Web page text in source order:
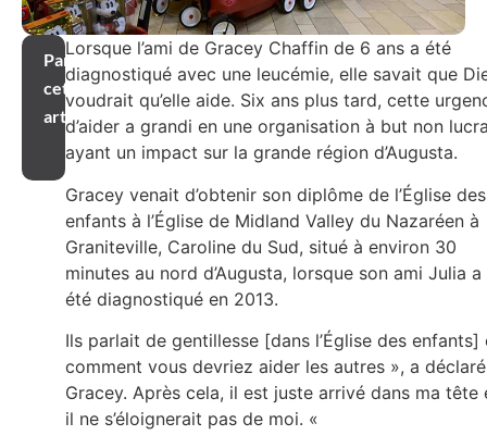
Partager
cet
article
Lorsque l’ami de Gracey Chaffin de 6 ans a été
diagnostiqué avec une leucémie, elle savait que
voudrait qu’elle aide. Six ans plus tard, cette
d’aider a grandi en une organisation à but non
ayant un impact sur la grande région d’Augusta.
Gracey venait d’obtenir son diplôme de l’Église des
enfants à l’Église de Midland Valley du Nazaréen à
Graniteville, Caroline du Sud, situé à environ 30
minutes au nord d’Augusta, lorsque son ami Julia a
été diagnostiqué en 2013.
Ils parlait de gentillesse [dans l’Église des enfants]
comment vous devriez aider les autres », a déclaré
Gracey. Après cela, il est juste arrivé dans ma tête
il ne s’éloignerait pas de moi. «